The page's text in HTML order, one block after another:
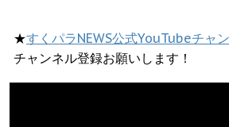
★すくパラNEWS公式YouTubeチャ
チャンネル登録お願いします！